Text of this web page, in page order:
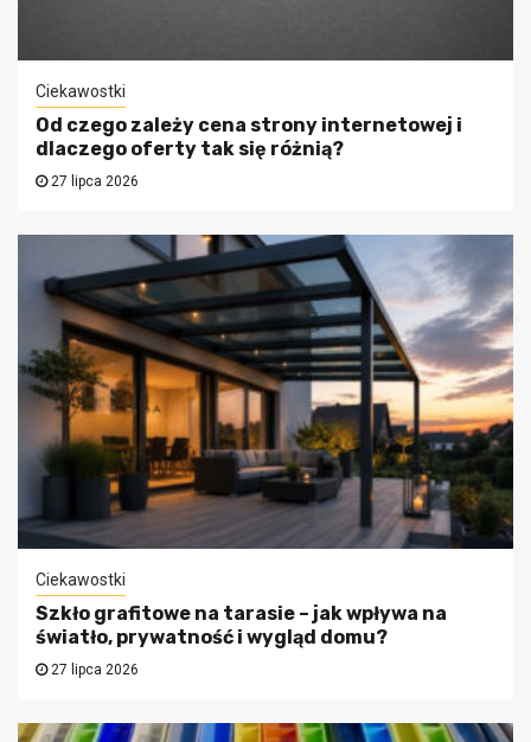
Ciekawostki
Od czego zależy cena strony internetowej i
dlaczego oferty tak się różnią?
27 lipca 2026
Ciekawostki
Szkło grafitowe na tarasie – jak wpływa na
światło, prywatność i wygląd domu?
27 lipca 2026